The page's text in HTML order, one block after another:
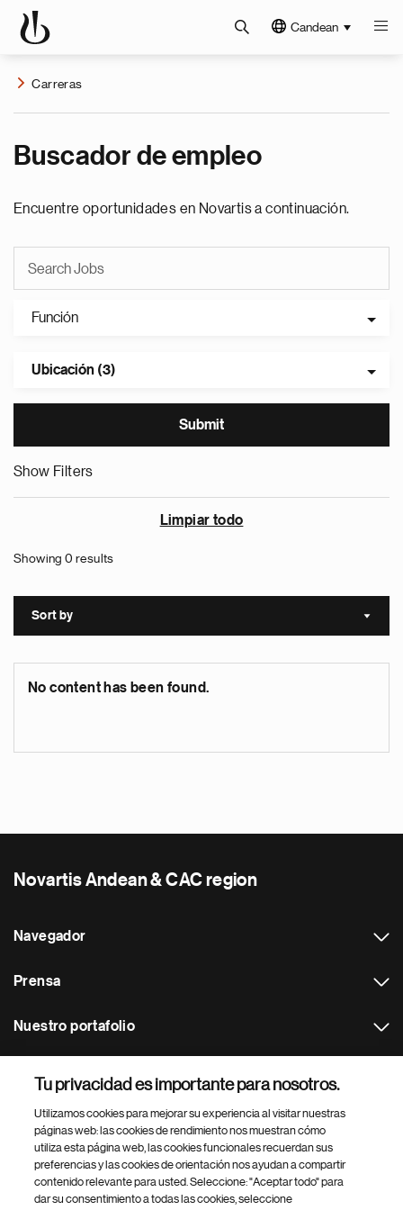
Candean
Carreras
Buscador de empleo
Encuentre oportunidades en Novartis a continuación.
Función
Ubicación (3)
Show Filters
Limpiar todo
Showing 0 results
Sort by Sort
No content has been found.
Novartis Andean & CAC region
Navegador
Prensa
Nuestro portafolio
Footer Site Search
Tu privacidad es importante para nosotros.
Utilizamos cookies para mejorar su experiencia al visitar nuestras
páginas web: las cookies de rendimiento nos muestran cómo
utiliza esta página web, las cookies funcionales recuerdan sus
preferencias y las cookies de orientación nos ayudan a compartir
contenido relevante para usted. Seleccione: "Aceptar todo" para
dar su consentimiento a todas las cookies, seleccione